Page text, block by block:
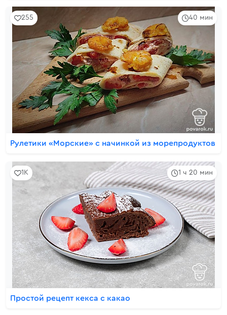
40 мин
255
Рулетики «Морские» с начинкой из морепродуктов
1 ч 20 мин
1K
Простой рецепт кекса с какао